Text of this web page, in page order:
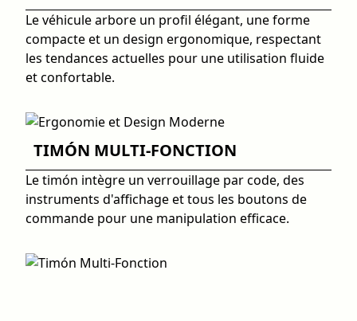
Le véhicule arbore un profil élégant, une forme
compacte et un design ergonomique, respectant
les tendances actuelles pour une utilisation fluide
et confortable.
TIMÓN MULTI-FONCTION
Le timón intègre un verrouillage par code, des
instruments d'affichage et tous les boutons de
commande pour une manipulation efficace.